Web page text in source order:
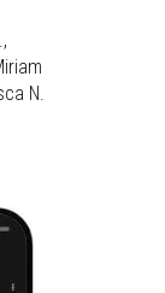
N.